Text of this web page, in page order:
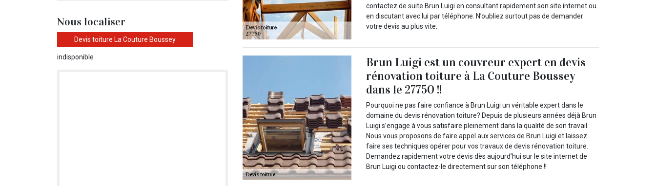
Nous localiser
Devis toiture La Couture Boussey
indisponible
contactez de suite Brun Luigi en consultant rapidement son site internet ou
en discutant avec lui par téléphone. N’oubliez surtout pas de demander
votre devis au plus vite.
Brun Luigi est un couvreur expert en devis
rénovation toiture à La Couture Boussey
dans le 27750 !!
Pourquoi ne pas faire confiance à Brun Luigi un véritable expert dans le
domaine du devis rénovation toiture? Depuis de plusieurs années déjà Brun
Luigi s’engage à vous satisfaire pleinement dans la qualité de son travail.
Nous vous proposons de faire appel aux services de Brun Luigi et laissez
faire ses techniques opérer pour vos travaux de devis rénovation toiture.
Demandez rapidement votre devis dès aujourd’hui sur le site internet de
Brun Luigi ou contactez-le directement sur son téléphone !!